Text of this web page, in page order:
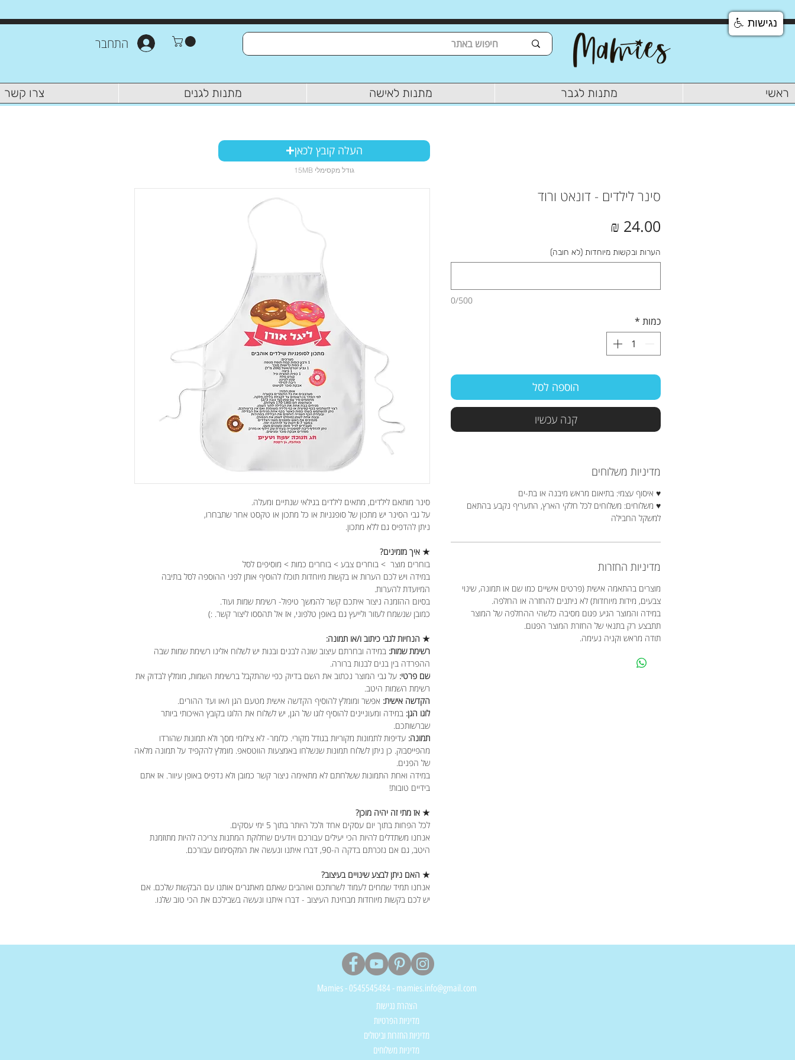
התחבר
ראשי מתנות לגבר מתנות לאישה מתנות לגנים צרו קשר
סינר מותאם לילדים, מתאים לילדים בגילאי שנתיים ומעלה.
על גבי הסינר יש מתכון של סופגניות או כל מתכון או טקסט אחר שתבחרו,
ניתן להדפיס גם ללא מתכון.
★ איך מזמינים?
בוחרים מוצר > בוחרים צבע > בוחרים כמות > מוסיפים לסל
במידה ויש לכם הערות או בקשות מיוחדות תוכלו להוסיף אותן לפני ההוספה לסל בתיבה
המיועדת להערות.
בסיום ההזמנה ניצור איתכם קשר להמשך טיפול- רשימת שמות ועוד.
כמובן שנשמח לעזור ולייעץ גם באופן טלפוני, אז אל תהססו ליצור קשר. :)
★ הנחיות לגבי כיתוב ו/או תמונה:
רשימת שמות: במידה ובחרתם עיצוב שונה לבנים ובנות יש לשלוח אלינו רשימת שמות שבה
ההפרדה בין בנים לבנות ברורה.
שם פרטי: על גבי המוצר נכתוב את השם בדיוק כפי שהתקבל ברשימת השמות, מומלץ לבדוק את
רשימת השמות היטב.
הקדשה אישית: אפשר ומומלץ להוסיף הקדשה אישית מטעם הגן ו/או ועד ההורים.
לוגו הגן: במידה ומעוניינים להוסיף לוגו של הגן, יש לשלוח את הלוגו בקובץ האיכותי ביותר
שברשותכם.
תמונה: עדיפות לתמונות מקוריות בגודל מקורי. כלומר- לא צילומי מסך ולא תמונות שהורדו
מהפייסבוק. כן ניתן לשלוח תמונות שנשלחו באמצעות הווטסאפ. מומלץ להקפיד על תמונה מלאה
של הפנים.
במידה ואחת התמונות ששלחתם לא מתאימה ניצור קשר כמובן ולא נדפיס באופן עיוור. אז אתם
בידיים טובות!
★ אז מתי זה יהיה מוכן?
לכל הפחות בתוך יום עסקים אחד ולכל היותר בתוך 5 ימי עסקים.
אנחנו משתדלים להיות הכי יעילים עבורכם ויודעים שחלוקת המתנות צריכה להיות מתוזמנת
היטב, גם אם נזכרתם בדקה ה-90, דברו איתנו ונעשה את המקסימום עבורכם.
★ האם ניתן לבצע שינויים בעיצוב?
אנחנו תמיד שמחים לעמוד לשרותכם ואוהבים שאתם מאתגרים אותנו עם הבקשות שלכם. אם
יש לכם בקשות מיוחדות מבחינת העיצוב - דברו איתנו ונעשה בשבילכם את הכי טוב שלנו.
סינר לילדים - דונאט ורוד
הערות ובקשות מיוחדות (לא חובה)
0/500
כמות *
הוספה לסל
קנה עכשיו
מדיניות משלוחים
♥ איסוף עצמי: בתיאום מראש מיבנה או בת-ים
♥ משלוחים: משלוחים לכל חלקי הארץ, התעריף נקבע בהתאם
למשקל החבילה
מדיניות החזרות
מוצרים בהתאמה אישית (פרטים אישיים כמו שם או תמונה, שינוי
צבעים, מידות מיוחדות) לא ניתנים להחזרה או החלפה.
במידה והמוצר הגיע פגום מסיבה כלשהי ההחלפה של המוצר
תתבצע רק בתנאי של החזרת המוצר הפגום.
תודה מראש וקניה נעימה.
העלה קובץ לכאן
15MB גודל מקסימלי
Mamies - 0545545484 - mamies.info@gmail.com
הצהרת נגישות
מדיניות הפרטיות
מדיניות החזרות וביטולים
מדיניות משלוחים
נגישות